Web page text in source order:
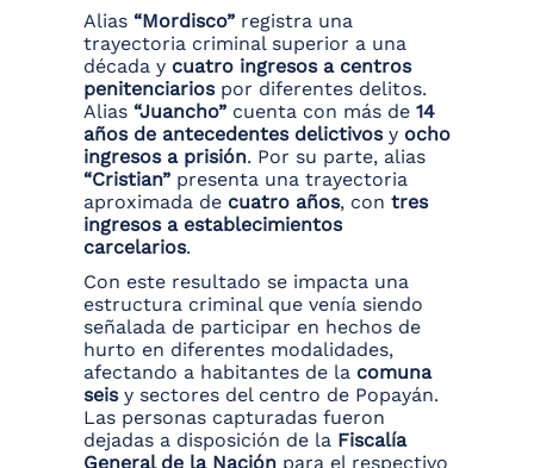
Alias “Mordisco” registra una
trayectoria criminal superior a una
década y cuatro ingresos a centros
penitenciariospor diferentes delitos.
Alias “Juancho” cuenta con más de 14
años de antecedentes delictivosy ocho
ingresos a prisión. Por su parte, alias
“Cristian” presenta una trayectoria
aproximada de cuatro años, con tres
ingresos a establecimientos
carcelarios.
Con este resultado se impacta una
estructura criminal que venía siendo
señalada de participar en hechos de
hurto en diferentes modalidades,
afectando a habitantes de la comuna
seisy sectores del centro de Popayán.
Las personas capturadas fueron
dejadas a disposición de la Fiscalía
General de la Nación para el respectivo